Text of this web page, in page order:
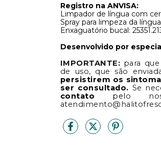
Registro na ANVISA:
Limpador de língua com
Spray para limpeza da língua:
Enxaguatório bucal:
Desenvolvido por
IMPORTANTE: para
de uso, que são
persistirem os
ser consultado. Se
contato pelo